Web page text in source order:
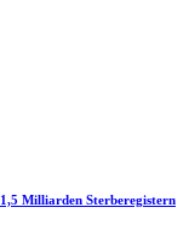
Milliarden Sterberegistern